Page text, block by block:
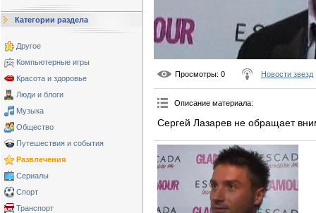
Категории раздела
Другое
Компьютерные игры
Красота и здоровье
Люди и блоги
Музыка
Общество
Путешествия и события
Развлечения
Сериалы
Спорт
Транспорт
Просмотры: 0 Новости звезд
Описание материала:
Сергей Лазарев не обращает